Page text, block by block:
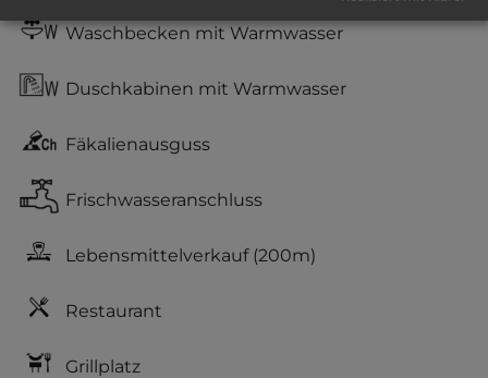
Waschbecken mit Warmwasser
Duschkabinen mit Warmwasser
Fäkalienausguss
Frischwasseranschluss
Lebensmittelverkauf(200m)
Restaurant
Grillplatz